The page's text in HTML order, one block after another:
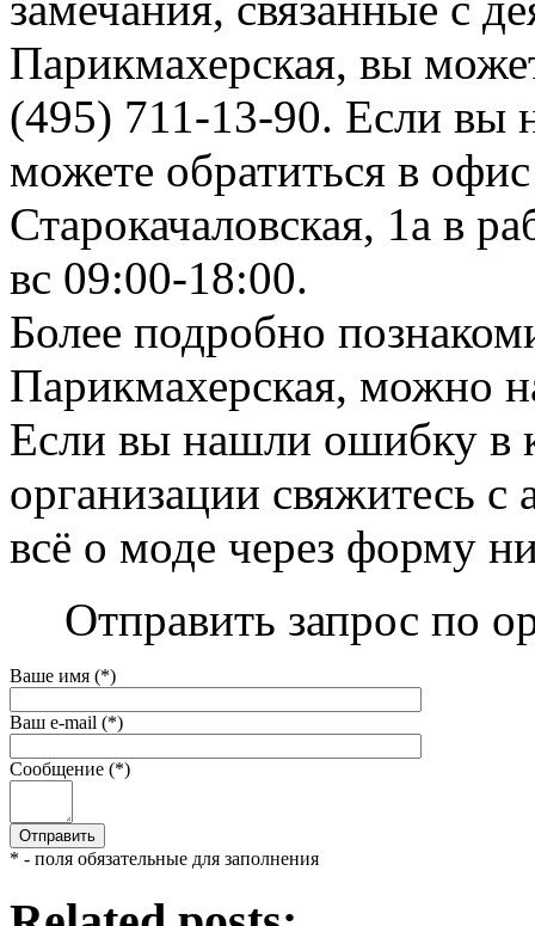
Парикмахерская, вы
(495) 711-13-90. Если вы
можете обратиться в
Старокачаловская, 1а в
вс 09:00-18:00.
Более подробно
Парикмахерская, можно
Если вы нашли ошибку в
организации свяжитесь
всё о моде через форму
Отправить запрос по
Ваше имя (*)
Ваш e-mail (*)
Сообщение (*)
* - поля обязательные для заполнения